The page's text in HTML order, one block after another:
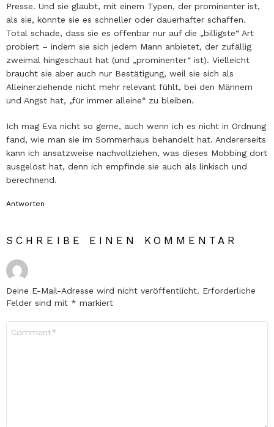
Presse. Und sie glaubt, mit einem Typen, der prominenter ist,
als sie, könnte sie es schneller oder dauerhafter schaffen.
Total schade, dass sie es offenbar nur auf die „billigste“ Art
probiert – indem sie sich jedem Mann anbietet, der zufällig
zweimal hingeschaut hat (und „prominenter“ ist). Vielleicht
braucht sie aber auch nur Bestätigung, weil sie sich als
Alleinerziehende nicht mehr relevant fühlt, bei den Männern
und Angst hat, „für immer alleine“ zu bleiben.
Ich mag Eva nicht so gerne, auch wenn ich es nicht in Ordnung
fand, wie man sie im Sommerhaus behandelt hat. Andererseits
kann ich ansatzweise nachvollziehen, was dieses Mobbing dort
ausgelöst hat, denn ich empfinde sie auch als linkisch und
berechnend.
Antworten
SCHREIBE EINEN KOMMENTAR
Deine E-Mail-Adresse wird nicht veröffentlicht. Erforderliche
Felder sind mit * markiert